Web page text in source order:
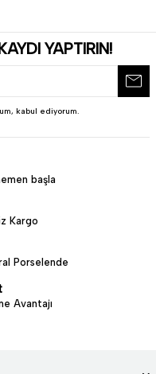
YAPTIRIN!
kabul ediyorum.
başla
Kargo
Porselende
Avantajı